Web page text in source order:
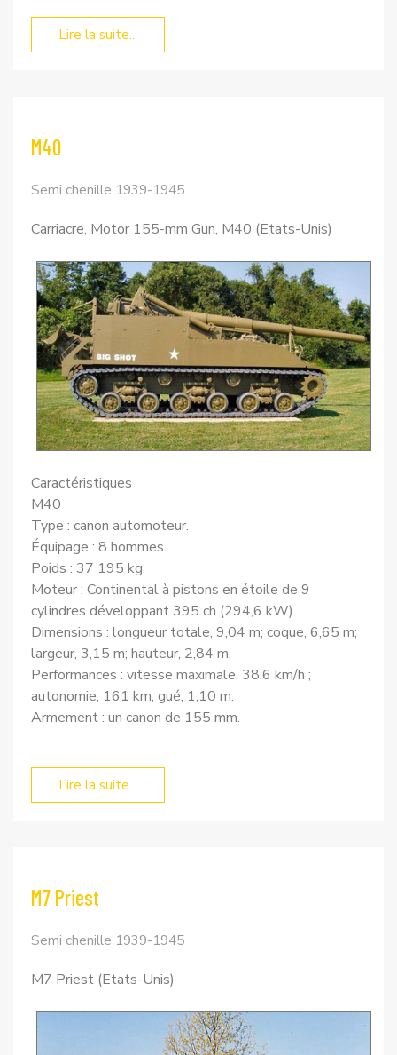
Lire la suite...
M40
Semi chenille 1939-1945
Carriacre, Motor 155-mm Gun, M40 (Etats-Unis)
Caractéristiques
M40
Type : canon automoteur.
Équipage : 8 hommes.
Poids : 37 195 kg.
Moteur : Continental à pistons en étoile de 9
cylindres développant 395 ch (294,6 kW).
Dimensions : longueur totale, 9,04 m; coque, 6,65 m;
largeur, 3,15 m; hauteur, 2,84 m.
Performances : vitesse maximale, 38,6 km/h ;
autonomie, 161 km; gué, 1,10 m.
Armement : un canon de 155 mm.
Lire la suite...
M7 Priest
Semi chenille 1939-1945
M7 Priest (Etats-Unis)